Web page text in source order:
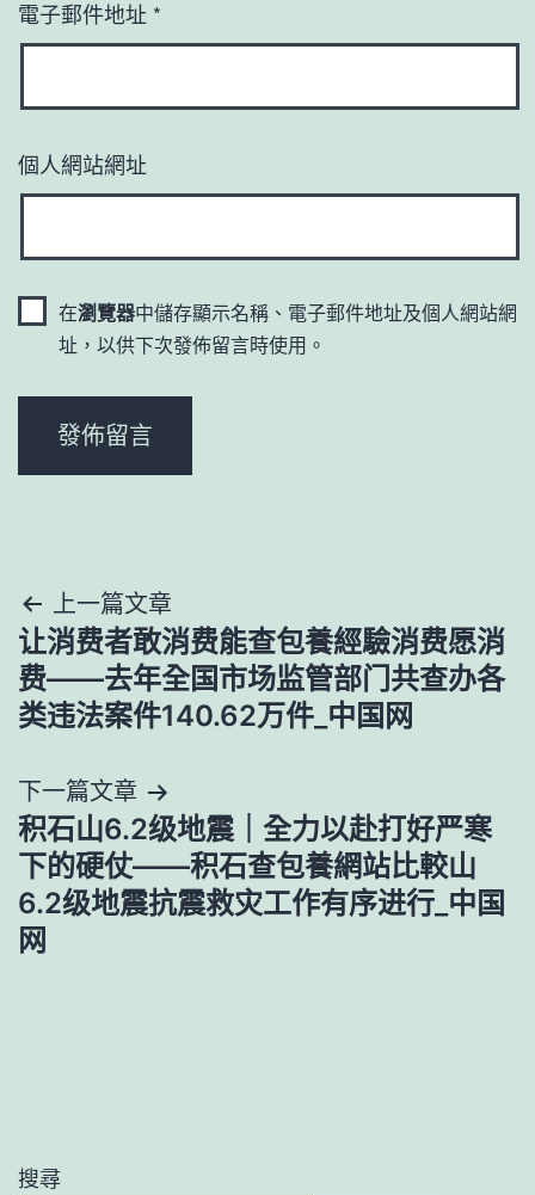
電子郵件地址 *
個人網站網址
在瀏覽器中儲存顯示名稱、電子郵件地址及個人網站網
址，以供下次發佈留言時使用。
文
章
導
覽
上一篇文章
让消费者敢消费能查包養經驗消费愿消
费——去年全国市场监管部门共查办各
类违法案件140.62万件_中国网
下一篇文章
积石山6.2级地震｜全力以赴打好严寒
下的硬仗——积石查包養網站比較山
6.2级地震抗震救灾工作有序进行_中国
网
搜尋